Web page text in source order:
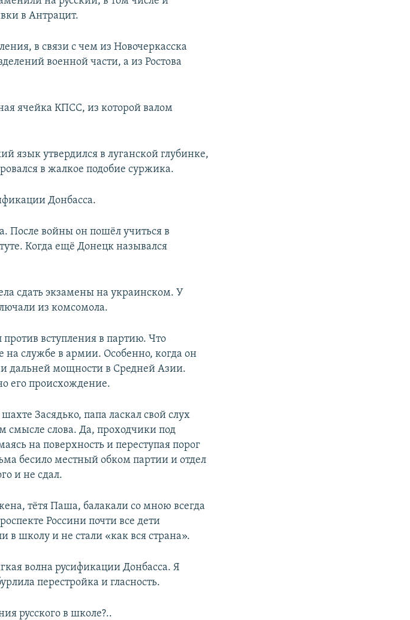
в Антрацит.
в связи с чем из Новочеркасска
военной части, а из Ростова
ячейка КПСС, из которой валом
язык утвердился в луганской глубинке,
в жалкое подобие суржика.
Донбасса.
После войны он пошёл учиться в
Когда ещё Донецк назывался
сдать экзамены на украинском. У
из комсомола.
вступления в партию. Что
на службе в армии. Особенно, когда он
дальней мощности в Средней Азии.
его происхождение.
Засядько, папа ласкал свой слух
смысле слова. Да, проходчики под
на поверхность и переступая порог
бесило местный обком партии и отдел
и не сдал.
тётя Паша, балакали со мною всегда
Россини почти все дети
школу и не стали «как вся страна».
волна русификации Донбасса. Я
перестройка и гласность.
русского в школе?..